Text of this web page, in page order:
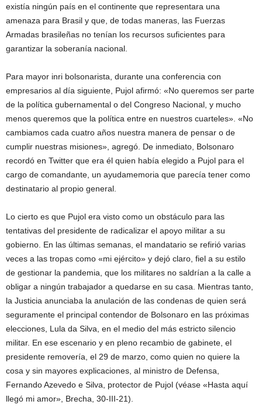
existía ningún país en el continente que representara una
amenaza para Brasil y que, de todas maneras, las Fuerzas
Armadas brasileñas no tenían los recursos suficientes para
garantizar la soberanía nacional.
Para mayor inri bolsonarista, durante una conferencia con
empresarios al día siguiente, Pujol afirmó: «No queremos ser parte
de la política gubernamental o del Congreso Nacional, y mucho
menos queremos que la política entre en nuestros cuarteles». «No
cambiamos cada cuatro años nuestra manera de pensar o de
cumplir nuestras misiones», agregó. De inmediato, Bolsonaro
recordó en Twitter que era él quien había elegido a Pujol para el
cargo de comandante, un ayudamemoria que parecía tener como
destinatario al propio general.
Lo cierto es que Pujol era visto como un obstáculo para las
tentativas del presidente de radicalizar el apoyo militar a su
gobierno. En las últimas semanas, el mandatario se refirió varias
veces a las tropas como «mi ejército» y dejó claro, fiel a su estilo
de gestionar la pandemia, que los militares no saldrían a la calle a
obligar a ningún trabajador a quedarse en su casa. Mientras tanto,
la Justicia anunciaba la anulación de las condenas de quien será
seguramente el principal contendor de Bolsonaro en las próximas
elecciones, Lula da Silva, en el medio del más estricto silencio
militar. En ese escenario y en pleno recambio de gabinete, el
presidente removería, el 29 de marzo, como quien no quiere la
cosa y sin mayores explicaciones, al ministro de Defensa,
Fernando Azevedo e Silva, protector de Pujol (véase «Hasta aquí
llegó mi amor», Brecha, 30-III-21).